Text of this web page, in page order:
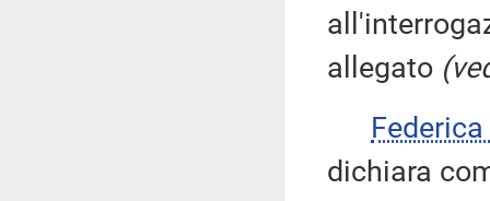
allegato
Federica
dichiara